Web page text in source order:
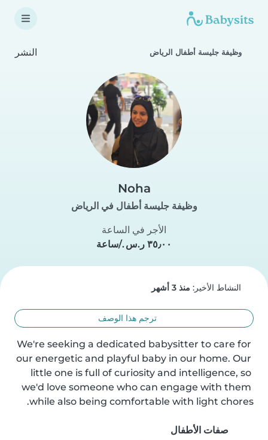
وظيفة جليسة أطفال الرياض النشر
Noha
وظيفة جليسة أطفال في الرياض
الأجر في الساعة
النشاط الأخير: منذ 3 أشهر
ترجم هذا الوصف
We're seeking a dedicated babysitter to care for
our energetic and playful baby in our home. Our
little one is full of curiosity and intelligence, so
we'd love someone who can engage with them
while also being comfortable with light chores.
صفات الأطفال